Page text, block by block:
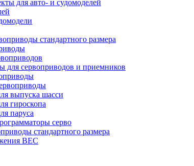
для авто- и судомоделей
стандартного размера
для сервоприводов и приемников
выпуска шасси
гироскопа
паруса
серво
стандартного размера
BEC